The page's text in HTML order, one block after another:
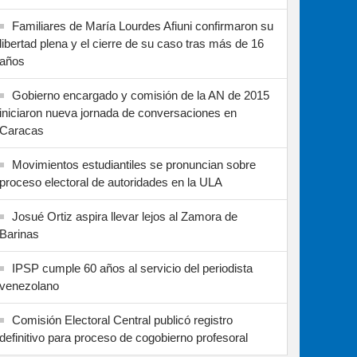
Familiares de María Lourdes Afiuni confirmaron su
libertad plena y el cierre de su caso tras más de 16
años
Gobierno encargado y comisión de la AN de 2015
iniciaron nueva jornada de conversaciones en
Caracas
Movimientos estudiantiles se pronuncian sobre
proceso electoral de autoridades en la ULA
Josué Ortiz aspira llevar lejos al Zamora de
Barinas
IPSP cumple 60 años al servicio del periodista
venezolano
Comisión Electoral Central publicó registro
definitivo para proceso de cogobierno profesoral